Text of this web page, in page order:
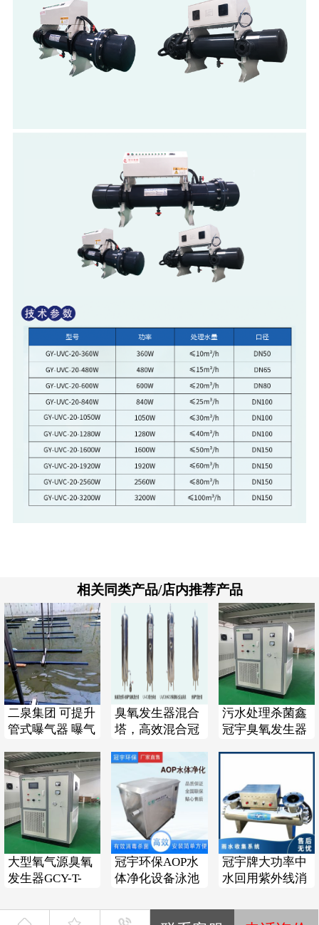
相关同类产品/店内推荐产品
二泉集团 可提升
管式曝气器 曝气
臭氧发生器混合
塔，高效混合冠
可定制
污水处理杀菌鑫
冠宇臭氧发生器
大型氧气源臭氧
发生器GCY-T-
材质带空压机
冠宇环保AOP水
体净化设备泳池
双重杀菌处理
冠宇牌大功率中
水回用紫外线消
再利用一体式设